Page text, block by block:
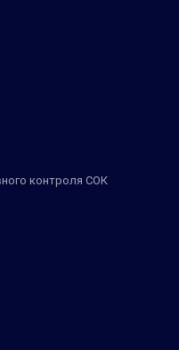
контроля СОК